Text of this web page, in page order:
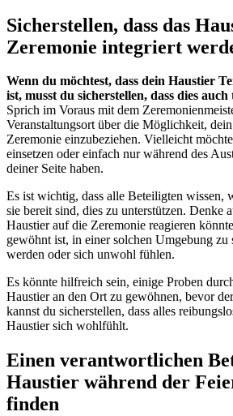
Sicherstellen, dass das
Zeremonie integriert
Wenn du möchtest, dass dein Haustier
ist, musst du sicherstellen, dass dies
Sprich im Voraus mit dem
Veranstaltungsort über die Möglichkeit,
Zeremonie einzubeziehen. Vielleicht
einsetzen oder einfach nur während des
deiner Seite haben.
Es ist wichtig, dass alle Beteiligten wissen,
sie bereit sind, dies zu unterstützen. Denke
Haustier auf die Zeremonie reagieren
gewöhnt ist, in einer solchen Umgebung zu
werden oder sich unwohl fühlen.
Es könnte hilfreich sein, einige Proben
Haustier an den Ort zu gewöhnen, bevor
kannst du sicherstellen, dass alles
Haustier sich wohlfühlt.
Einen verantwortlichen
Haustier während der
finden